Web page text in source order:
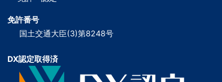
免許番号
国土交通大臣(3)第8248号
DX認定取得済